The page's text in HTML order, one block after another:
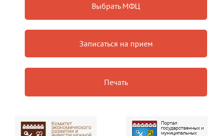
Выбрать МФЦ
Записаться на прием
Печать